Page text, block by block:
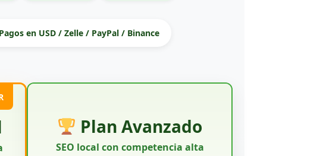
Pagos en USD / Zelle / PayPal / Binance
Plan Avanzado
SEO local con competencia alta